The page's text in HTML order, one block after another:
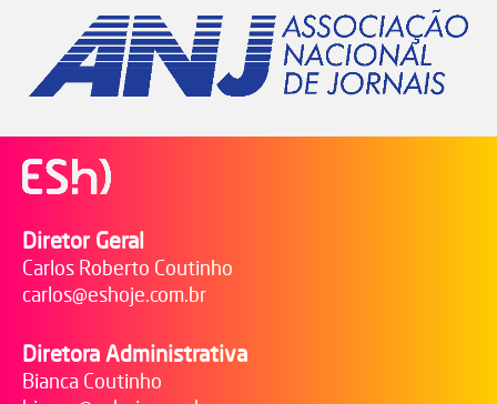
Diretor Geral
Carlos Roberto Coutinho
carlos@eshoje.com.br
Diretora Administrativa
Bianca Coutinho